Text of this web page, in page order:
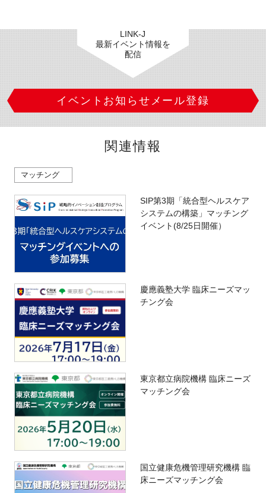
LINK-J
最新イベント情報を
配信
イベントお知らせメール登録
関連情報
マッチング
SIP第3期「統合型ヘルスケア
システムの構築」マッチング
イベント(8/25日開催）
慶應義塾大学 臨床ニーズマッ
チング会
東京都立病院機構 臨床ニーズ
マッチング会
国立健康危機管理研究機構 臨
床ニーズマッチング会